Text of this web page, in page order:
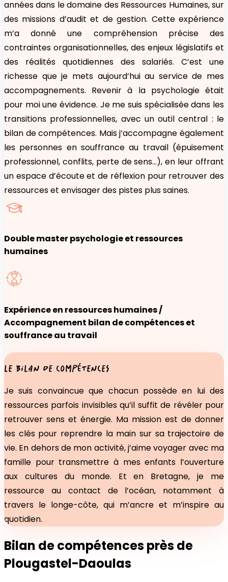
années dans le domaine des Ressources Humaines, sur
des missions d’audit et de gestion. Cette expérience
m’a donné une compréhension précise des
contraintes organisationnelles, des enjeux législatifs et
des réalités quotidiennes des salariés. C’est une
richesse que je mets aujourd’hui au service de mes
accompagnements. Revenir à la psychologie était
pour moi une évidence. Je me suis spécialisée dans les
transitions professionnelles, avec un outil central : le
bilan de compétences. Mais j’accompagne également
les personnes en souffrance au travail (épuisement
professionnel, conflits, perte de sens…), en leur offrant
un espace d’écoute et de réflexion pour retrouver des
ressources et envisager des pistes plus saines.
Double master psychologie et ressources
humaines
Expérience en ressources humaines /
Accompagnement bilan de compétences et
souffrance au travail
LE BILAN DE COMPÉTENCES
Je suis convaincue que chacun possède en lui des
ressources parfois invisibles qu’il suffit de révéler pour
retrouver sens et énergie. Ma mission est de donner
les clés pour reprendre la main sur sa trajectoire de
vie. En dehors de mon activité, j’aime voyager avec ma
famille pour transmettre à mes enfants l’ouverture
aux cultures du monde. Et en Bretagne, je me
ressource au contact de l’océan, notamment à
travers le longe-côte, qui m’ancre et m’inspire au
quotidien.
Bilan de compétences près de
Plougastel-Daoulas